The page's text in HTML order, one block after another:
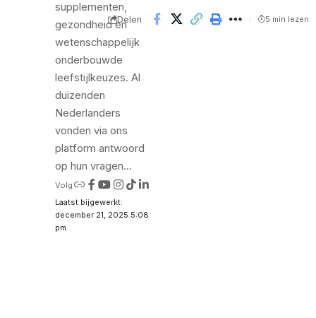
Laatst bijgewerkt:
december 21, 2025 5:08
pm
supplementen,
gezondheid en
wetenschappelijk
onderbouwde
leefstijlkeuzes. Al
duizenden
Nederlanders
vonden via ons
platform antwoord
op hun vragen...
Volg
Delen 5 min lezen